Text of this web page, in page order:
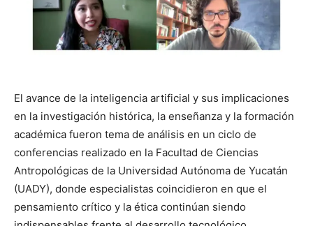
El avance de la inteligencia artificial y sus implicaciones
en la investigación histórica, la enseñanza y la formación
académica fueron tema de análisis en un ciclo de
conferencias realizado en la Facultad de Ciencias
Antropológicas de la Universidad Autónoma de Yucatán
(UADY), donde especialistas coincidieron en que el
pensamiento crítico y la ética continúan siendo